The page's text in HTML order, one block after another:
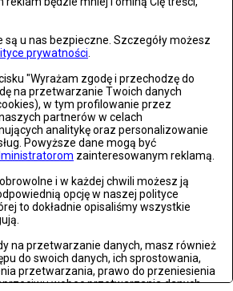
są u nas bezpieczne. Szczegóły możesz
prywatności
"Wyrażam zgodę i przechodzę do
na przetwarzanie Twoich danych
w tym profilowanie przez
partnerów w celach
analitykę oraz personalizowanie
Powyższe dane mogą być
zainteresowanym reklamą.
i w każdej chwili możesz ją
opcję w naszej polityce
to dokładnie opisaliśmy wszystkie
na przetwarzanie danych, masz również
do swoich danych, ich sprostowania,
przetwarzania, prawo do przeniesienia
wobec przetwarzania danych.
skutki niszczycielskiej powodzi